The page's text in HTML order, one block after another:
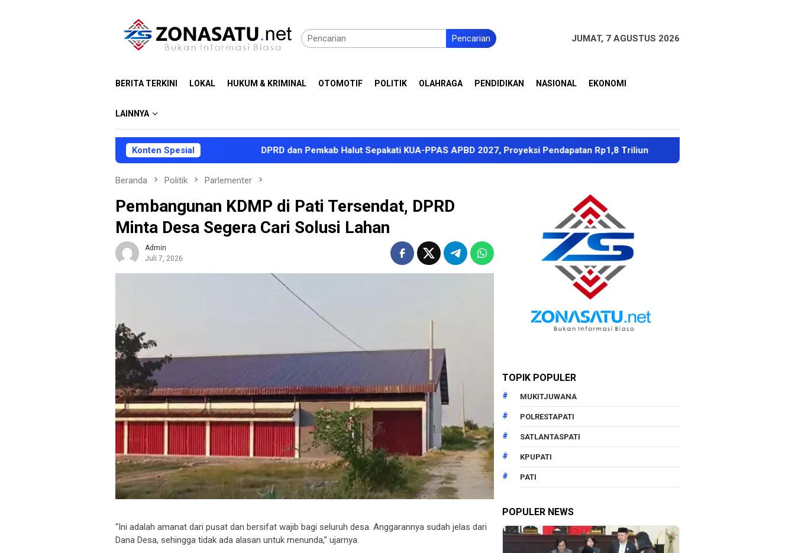
Pencarian JUMAT, 7 AGUSTUS 2026
BERITA TERKINI LOKAL HUKUM & KRIMINAL OTOMOTIF POLITIK OLAHRAGA PENDIDIKAN NASIONAL EKONOMI
LAINNYA
Konten Spesial DPRD dan Pemkab Halut Sepakati KUA-PPAS APBD 2027, Proyeksi Pendapatan Rp1,8 Triliun Dubes Singapura Apresiasi
Beranda Politik Parlementer
Pembangunan KDMP di Pati Tersendat, DPRD
Minta Desa Segera Cari Solusi Lahan
Admin
Juli 7, 2026
“Ini adalah amanat dari pusat dan bersifat wajib bagi seluruh desa. Anggarannya sudah jelas dari
Dana Desa, sehingga tidak ada alasan untuk menunda,” ujarnya.
TOPIK POPULER
MUKITJUWANA
POLRESTAPATI
SATLANTASPATI
KPUPATI
PATI
POPULER NEWS